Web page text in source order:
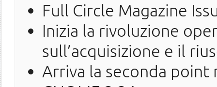
Full Circle Magazine
Inizia la rivoluzione
sull’acquisizione e il
Arriva la seconda